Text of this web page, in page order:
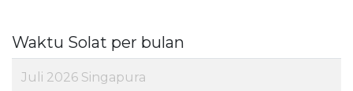
Waktu Solat per bulan
Juli 2026 Singapura